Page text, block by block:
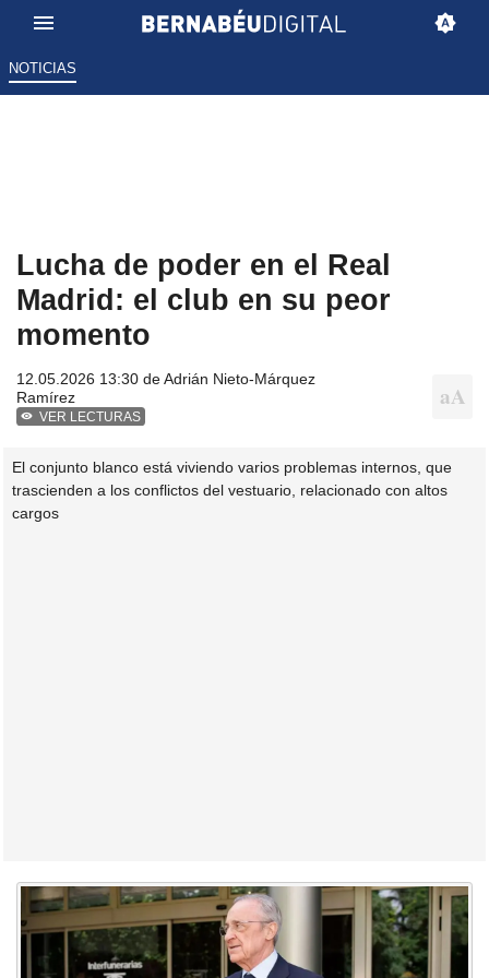
NOTICIAS
Lucha de poder en el Real
Madrid: el club en su peor
momento
12.05.2026 13:30 deAdrián Nieto-Márquez
Ramírez
VER LECTURAS
El conjunto blanco está viviendo varios problemas internos, que
trascienden a los conflictos del vestuario, relacionado con altos
cargos